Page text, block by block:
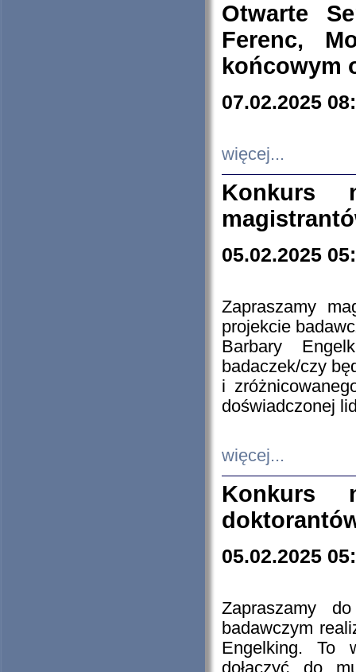
Otwarte
Ferenc,
końcowym
07.02.2025
więcej...
Konkurs
05.02.2025
Zapraszamy
projekcie
Barbary
badaczek/czy
i
doświadczonej
więcej...
Konkurs
05.02.2025
Zapraszamy
badawczym
Engelking. To
dołączyć do